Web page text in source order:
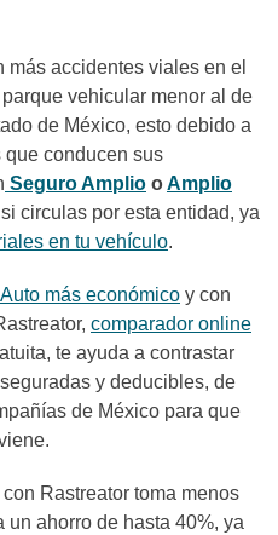
más accidentes viales en el
vehicular menor al de
de México, esto debido a
que conducen sus
Seguro Amplio oAmplio
circulas por esta entidad, ya
en tu vehículo.
más económico y con
comparador online
te ayuda a contrastar
y deducibles, de
de México para que
Rastreator toma menos
un ahorro de hasta 40%, ya